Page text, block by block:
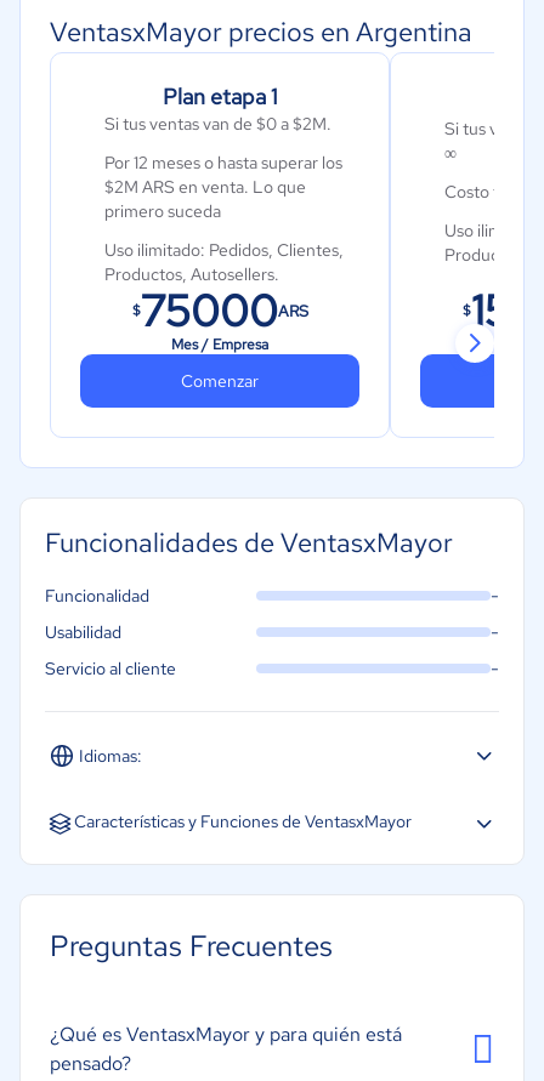
VentasxMayor precios en Argentina
Plan etapa 1
Si tus ventas van de $0 a $2M.
Por 12 meses o hasta superar los
$2M ARS en venta. Lo que
primero suceda
Uso ilimitado: Pedidos, Clientes,
Productos, Autosellers.
$75000ARS
Mes / Empresa
Comenzar
Si tus
∞
Costo fijo,
Uso
Productos,
$
Funcionalidades de VentasxMayor
Idiomas:
Español Portugués
Funcionalidad -
Usabilidad -
Servicio al cliente -
Características y Funciones de VentasxMayor
Creación de informes/análisis
Gestión de envíos
Gestión de inventarios
Preguntas Frecuentes
¿Qué es VentasxMayor y para quién está
pensado?